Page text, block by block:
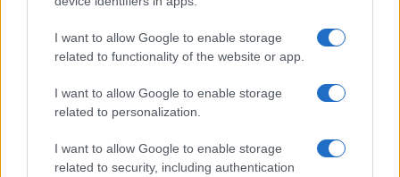
I want to allow Google to enable storage
related to functionality of the website or app.
I want to allow Google to enable storage
related to personalization.
I want to allow Google to enable storage
related to security, including authentication
Bárbara Rey sobre su asistencia al